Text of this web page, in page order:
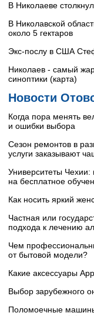
В Николаеве
В Николавской
около 5 гектаров
Экс-послу в США
Николаев - самый
синоптики (карта)
Новости
Когда пора менять
и ошибки выбора
Сезон ремонтов в
услуги заказывают
Университеты Чехии:
на бесплатное
Как носить яркий
Частная или
подхода к лечению
Чем
от бытовой модели?
Какие аксессуары
Выбор зарубежного
Поломоечные